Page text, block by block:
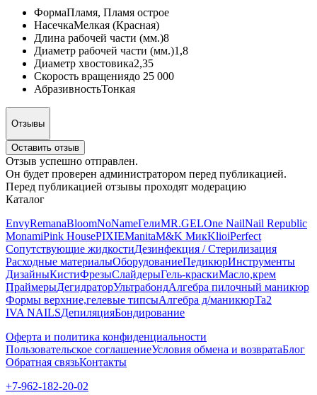
ФормаПламя, Пламя острое
НасечкаМелкая (Красная)
Длина рабочей части (мм.)8
Диаметр рабочей части (мм.)1,8
Диаметр хвостовика2,35
Скорость вращениядо 25 000
АбразивностьТонкая
Отзывы
Оставить отзыв
Отзыв успешно отправлен.
Он будет проверен администратором перед публикацией.
Перед публикацией отзывы проходят модерацию
Каталог
EnvyRemanaBloomNoNameГелиMR.GELOne NailNail Republic
MonamiPink HousePIXIEManitaM&K МикKlioiPerfect
Сопутствующие жидкостиДезинфекция / Стерилизация
Расходные материалыОборудованиеПедикюрИнструменты
ДизайныКистиФрезыСлайдерыГель-краскиМасло,крем
ПраймерыДегидраторУльтрабондАлгебра пилочный маникюр
Формы верхние,гелевые типсыАлгебра д/маникюрTa2
IVA NAILSДепиляцияБондирование
Оферта и политика конфиденциальности
Пользовательское соглашениеУсловия обмена и возвратаБлог
Обратная связьКонтакты
+7-962-182-20-02